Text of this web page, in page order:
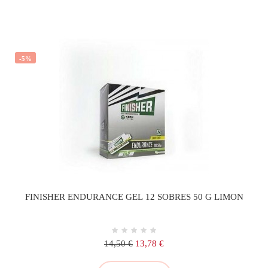
-5%
FINISHER ENDURANCE GEL 12 SOBRES 50 G LIMON
Precio
14,50 € Precio
13,78 €